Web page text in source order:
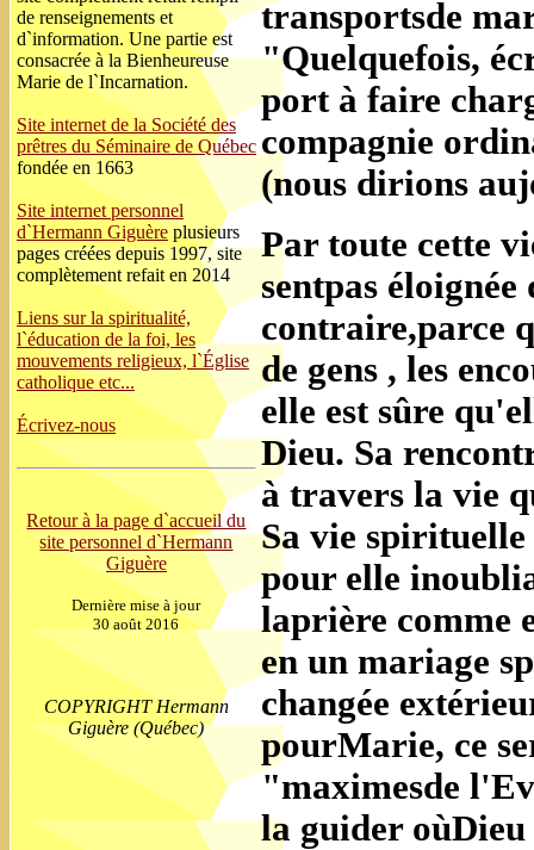
de renseignements et
d`information. Une partie est
consacrée à la Bienheureuse
Marie de l`Incarnation.
Site internet de la Société des
prêtres du Séminaire de Québec
fondée en 1663
Site internet personnel
d`Hermann Giguèreplusieurs
pages créées depuis 1997, site
complètement refait en 2014
Liens sur la spiritualité,
l`éducation de la foi, les
mouvements religieux, l`Église
catholique etc...
Écrivez-nous
Retour à la page d`accueil du
site personnel d`Hermann
Giguère
Dernière mise à jour
30 août 2016
COPYRIGHT Hermann
Giguère (Québec)
transportsde
"Quelquefois,
port à faire
compagnie
(nous dirions
Par toute cette
sentpas
contraire,parce
de gens , les
elle est sûre
Dieu. Sa
à travers la vie
Sa vie
pour elle
laprière comme
en un mariage
changée
pourMarie, ce
"maximesde
la guider